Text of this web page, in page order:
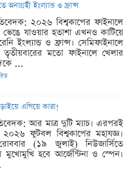
অনাগ্রহী ইংল্যান্ড ও ফ্রান্স
২০২৬ বিশ্বকাপের ফাইনালে
ভেঙে যাওয়ার হতাশা এখনও কাটিয়ে
ইংল্যান্ড ও ফ্রান্স। সেমিফাইনালে
তৃতীয়বারের মতো ফাইনালে খেলার
...
এগিয়ে কারা!
আর মাত্র দুটি ম্যাচ। এরপরই
ফুটবল বিশ্বকাপের মহাযজ্ঞ।
(১৯ জুলাই) নিউজার্সিতে
মুখোমুখি হবে আর্জেন্টিনা ও স্পেন।